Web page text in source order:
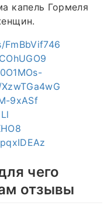
капель Гормеля
9xASf
чего
отзывы